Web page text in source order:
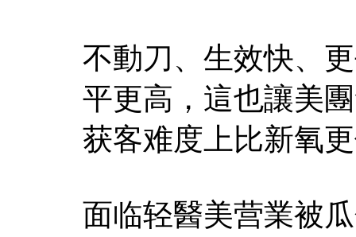
不動刀、生效快、
平更高，這也讓美
获客难度上比新氧
面临轻醫美营業被